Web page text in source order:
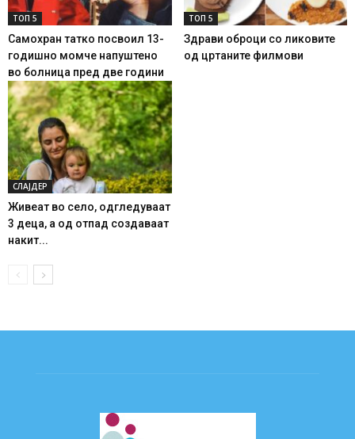
ТОП 5
Самохран татко посвоил 13-
годишно момче напуштено
во болница пред две години
ТОП 5
Здрави оброци со ликовите
од цртаните филмови
СЛАЈДЕР
Живеат во село, одгледуваат
3 деца, а од отпад создаваат
накит...